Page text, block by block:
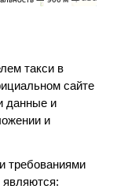
такси в
сайте
данные и
и
требованиями
являются: